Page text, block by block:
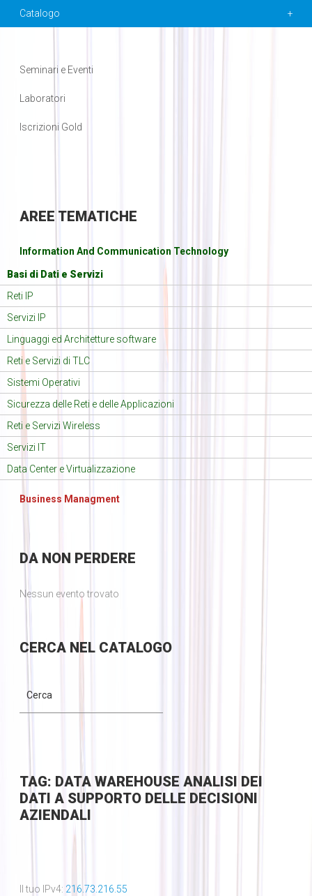
Catalogo
Seminari e Eventi
Laboratori
Iscrizioni Gold
AREE TEMATICHE
Information And Communication Technology
Basi di Dati e Servizi
Reti IP
Servizi IP
Linguaggi ed Architetture software
Reti e Servizi di TLC
Sistemi Operativi
Sicurezza delle Reti e delle Applicazioni
Reti e Servizi Wireless
Servizi IT
Data Center e Virtualizzazione
Business Managment
DANON PERDERE
Nessun evento trovato
CERCANEL CATALOGO
TAG: DATA WAREHOUSE ANALISI DEI
DATI A SUPPORTO DELLE DECISIONI
AZIENDALI
Il tuo IPv4: 216.73.216.55